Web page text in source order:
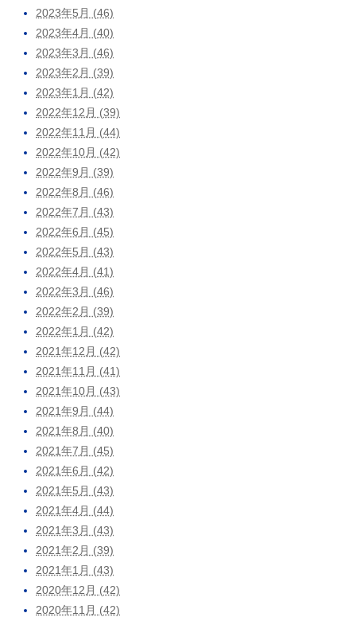
2023年5月 (46)
2023年4月 (40)
2023年3月 (46)
2023年2月 (39)
2023年1月 (42)
2022年12月 (39)
2022年11月 (44)
2022年10月 (42)
2022年9月 (39)
2022年8月 (46)
2022年7月 (43)
2022年6月 (45)
2022年5月 (43)
2022年4月 (41)
2022年3月 (46)
2022年2月 (39)
2022年1月 (42)
2021年12月 (42)
2021年11月 (41)
2021年10月 (43)
2021年9月 (44)
2021年8月 (40)
2021年7月 (45)
2021年6月 (42)
2021年5月 (43)
2021年4月 (44)
2021年3月 (43)
2021年2月 (39)
2021年1月 (43)
2020年12月 (42)
2020年11月 (42)